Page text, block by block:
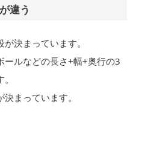
違う
決まっています。
ールなどの長さ+幅+奥行の3
まっています。